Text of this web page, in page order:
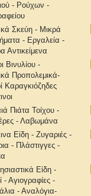
- Ρούχων -
Σκεύη - Μικρά
- Εργαλεία -
Αντικείμενα
Βινυλίου -
Προπολεμικά-
Καραγκιόζηδες
Πιάτα Τοίχου -
- Λαβωμάνα
Είδη - Ζυγαριές -
- Πλάστιγγες -
Είδη -
- Αγιογραφίες -
- Αναλόγια-